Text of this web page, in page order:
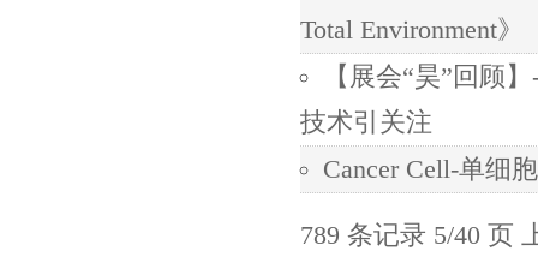
Total Environment》
【展会“昊”回顾
技术引关注
Cancer Cell-单细
789 条记录 5/40 页